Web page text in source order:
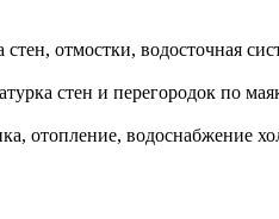
отмостки, водосточная
стен и перегородок по
отопление, водоснабжение